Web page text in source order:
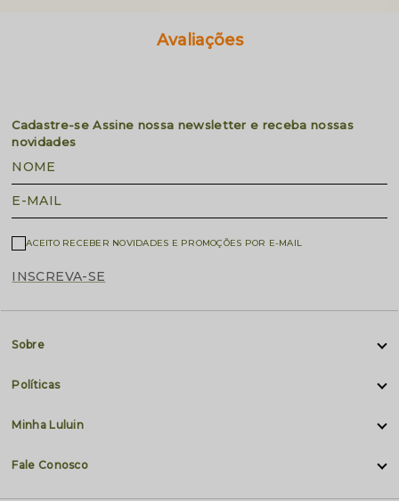
Avaliações
Cadastre-seAssine nossa newsletter e receba nossas
novidades
NOME
E-MAIL
INSCREVA-SE
ACEITO RECEBER NOVIDADES E PROMOÇÕES POR E-MAIL
Sobre
Políticas
Minha Luluin
Fale Conosco